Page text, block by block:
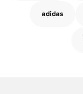
adidas